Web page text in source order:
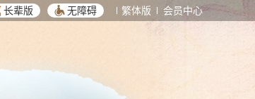
长辈版 无障碍 繁体版 会员中心